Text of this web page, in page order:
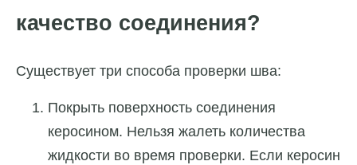
качество соединения?
Существует три способа проверки шва:
Покрыть поверхность соединения
керосином. Нельзя жалеть количества
жидкости во время проверки. Если керосин